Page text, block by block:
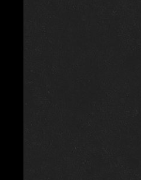
2 октября 2024